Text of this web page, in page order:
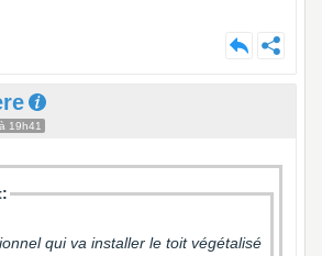
19h41
qui va installer le toit végétalisé